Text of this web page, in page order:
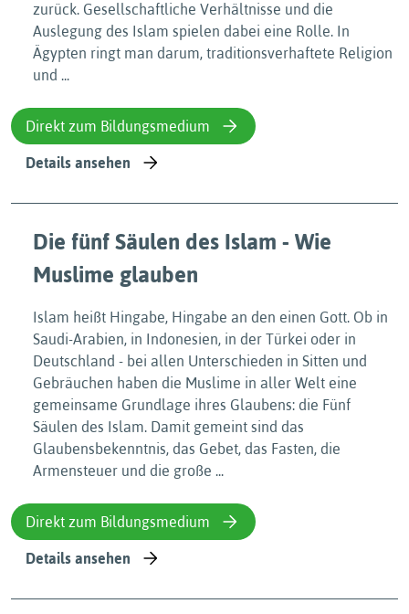
zurück. Gesellschaftliche Verhältnisse und die
Auslegung des Islam spielen dabei eine Rolle. In
Ägypten ringt man darum, traditionsverhaftete Religion
und ...
Direkt zum Bildungsmedium
Details ansehen
Die fünf Säulen des Islam - Wie
Muslime glauben
Islam heißt Hingabe, Hingabe an den einen Gott. Ob in
Saudi-Arabien, in Indonesien, in der Türkei oder in
Deutschland - bei allen Unterschieden in Sitten und
Gebräuchen haben die Muslime in aller Welt eine
gemeinsame Grundlage ihres Glaubens: die Fünf
Säulen des Islam. Damit gemeint sind das
Glaubensbekenntnis, das Gebet, das Fasten, die
Armensteuer und die große ...
Direkt zum Bildungsmedium
Details ansehen